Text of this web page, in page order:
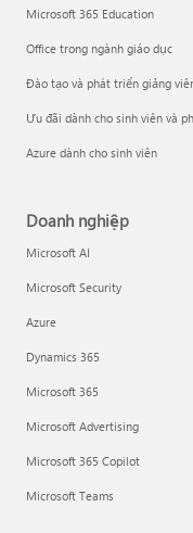
Microsoft 365 Education
Office trong ngành giáo dục
Đào tạo và phát triển giảng
Ưu đãi dành cho sinh viên và
Azure dành cho sinh viên
Doanh nghiệp
Microsoft AI
Microsoft Security
Azure
Dynamics 365
Microsoft 365
Microsoft Advertising
Microsoft 365 Copilot
Microsoft Teams